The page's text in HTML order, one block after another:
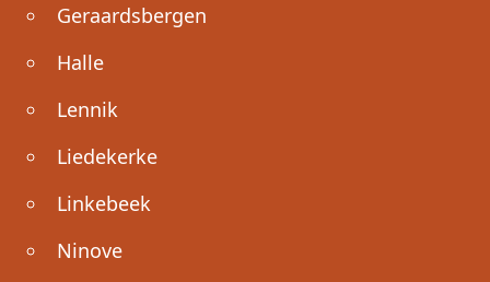
Geraardsbergen
Halle
Lennik
Liedekerke
Linkebeek
Ninove